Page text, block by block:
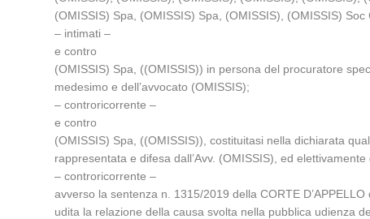
(OMISSIS) Spa, (OMISSIS) Spa, (OMISSIS), (OMISSIS)
– intimati –
e contro
(OMISSIS) Spa, ((OMISSIS)) in persona del procuratore
medesimo e dell’avvocato (OMISSIS);
– controricorrente –
e contro
(OMISSIS) Spa, ((OMISSIS)), costituitasi nella dichiarata
rappresentata e difesa dall’Avv. (OMISSIS), ed
– controricorrente –
avverso la sentenza n. 1315/2019 della CORTE
udita la relazione della causa svolta nella pubblica udienza